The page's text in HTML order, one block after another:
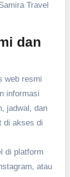
Travel
dan
web resmi
informasi
jadwal, dan
di akses di
di platform
atau